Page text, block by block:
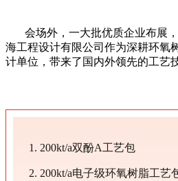
会场外，一大批优质企业布展，
海工程设计有限公司作为深耕环氧
计单位，带来了国内外领先的工艺
1. 200kt/a双酚A工艺包
2. 200kt/a电子级环氧树脂工艺